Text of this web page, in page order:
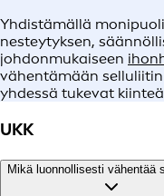
Yhdistämällä
nesteytyksen,
johdonmukaiseen
vähentämään
yhdessä tukevat
UKK
Mikä luonnollisesti vähentää